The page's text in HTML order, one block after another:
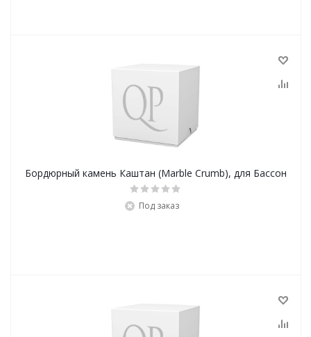
Бордюрный камень Каштан (Marble Crumb), для Бассон
Под заказ